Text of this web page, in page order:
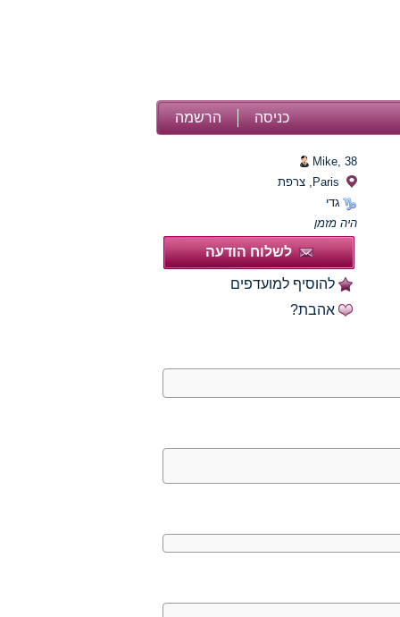
הרשמה כניסה
Mike, 38
גדי
היה מזמן
לשלוח הודעה
להוסיף למועדפים
אהבת?